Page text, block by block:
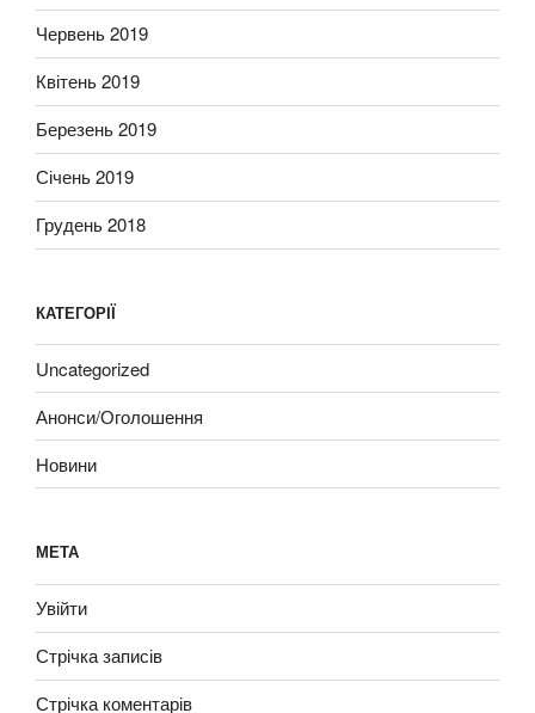
Червень 2019
Квітень 2019
Березень 2019
Січень 2019
Грудень 2018
КАТЕГОРІЇ
Uncategorized
Анонси/Оголошення
Новини
МЕТА
Увійти
Стрічка записів
Стрічка коментарів